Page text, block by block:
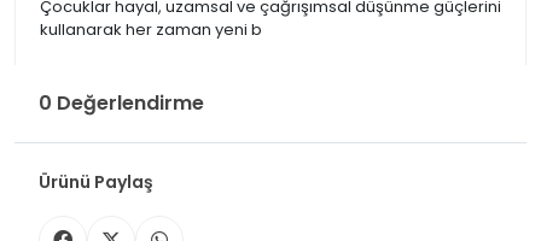
Çocuklar hayal, uzamsal ve çağrışımsal düşünme güçlerini
kullanarak her zaman yeni b
0 Değerlendirme
Ürünü Paylaş